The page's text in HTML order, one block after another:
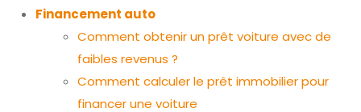
Financement auto
Comment obtenir un prêt voiture avec de
faibles revenus ?
Comment calculer le prêt immobilier pour
financer une voiture